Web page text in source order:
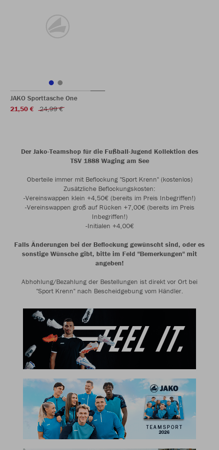
JAKO Sporttasche One
21,50 €
24,99 €
Der Jako-Teamshop für die Fußball-Jugend Kollektion des
TSV 1888 Waging am See
Oberteile immer mit Beflockung "Sport Krenn" (kostenlos)
Zusätzliche Beflockungskosten:
-Vereinswappen klein +4,50€ (bereits im Preis Inbegriffen!)
-Vereinswappen groß auf Rücken +7,00€ (bereits im Preis
Inbegriffen!)
-Initialen +4,00€
Falls Änderungen bei der Beflockung gewünscht sind, oder es
sonstige Wünsche gibt, bitte im Feld "Bemerkungen" mit
angeben!
Abhohlung/Bezahlung der Bestellungen ist direkt vor Ort bei
"Sport Krenn" nach Bescheidgebung vom Händler.